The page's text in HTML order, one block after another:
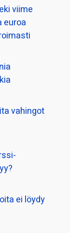
viime
euroa
vahingot
ei löydy